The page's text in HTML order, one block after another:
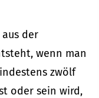
der
wenn man
zwölf
oder sein wird,